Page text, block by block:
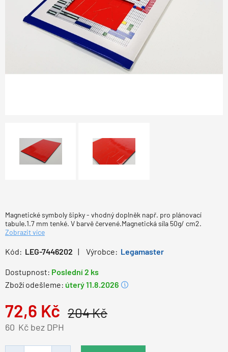
Magnetické symboly šipky - vhodný doplněk např. pro plánovací
tabule.1.7 mm tenké. V barvě červené.Magnetická síla 50g/ cm2.
Zobrazit více
Kód: LEG-7446202 Výrobce: Legamaster
Dostupnost: Poslední 2 ks
Zboží odešleme: úterý 11.8.2026
204Kč
72,6 Kč
Kč bez DPH
60